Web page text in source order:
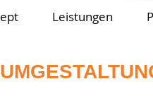
Leistungen